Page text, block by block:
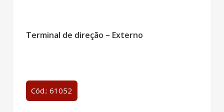
Terminal de direção – Externo
Cód.: 61052